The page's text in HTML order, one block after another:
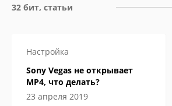
32 бит, статьи
Настройка
Sony Vegas не открывает
MP4, что делать?
23 апреля 2019